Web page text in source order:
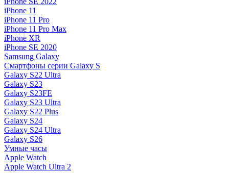
iPhone 11
iPhone 11 Pro
iPhone 11 Pro Max
iPhone XR
iPhone SE 2020
Samsung Galaxy
Смартфоны серии Galaxy S
Galaxy S22 Ultra
Galaxy S23
Galaxy S23FE
Galaxy S23 Ultra
Galaxy S22 Plus
Galaxy S24
Galaxy S24 Ultra
Galaxy S26
Умные часы
Apple Watch
Apple Watch Ultra 2